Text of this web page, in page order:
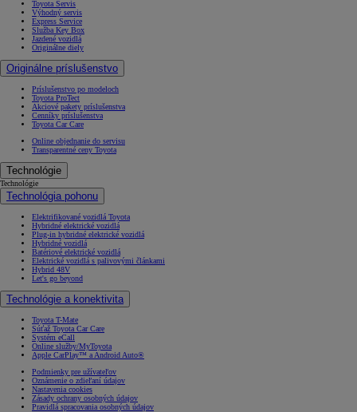
Toyota Servis
Výhodný servis
Express Service
Služba Key Box
Jazdené vozidlá
Originálne diely
Originálne príslušenstvo
Príslušenstvo po modeloch
Toyota ProTect
Akciové pakety príslušenstva
Cenníky príslušenstva
Toyota Car Care
Online objednanie do servisu
Transparentné ceny Toyota
Technológie
Technológie
Technológia pohonu
Elektrifikované vozidlá Toyota
Hybridné elektrické vozidlá
Plug-in hybridné elektrické vozidlá
Hybridné vozidlá
Batériové elektrické vozidlá
Elektrické vozidlá s palivovými článkami
Hybrid 48V
Let's go beyond
Technológie a konektivita
Toyota T-Mate
Súťaž Toyota Car Care
Systém eCall
Online služby/MyToyota
Apple CarPlay™ a Android Auto®
Podmienky pre užívateľov
Oznámenie o zdieľaní údajov
Nastavenia cookies
Zásady ochrany osobných údajov
Pravidlá spracovania osobných údajov